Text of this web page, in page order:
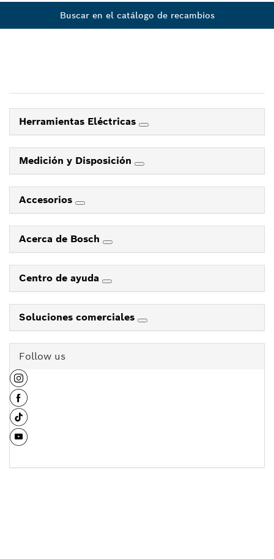
Buscar en el catálogo de recambios
Herramientas Eléctricas
Medición y Disposición
Accesorios
Acerca de Bosch
Centro de ayuda
Soluciones comerciales
Follow us